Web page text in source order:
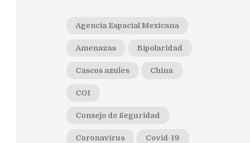
Agencia Espacial Mexicana
Amenazas Bipolaridad
Cascos azules China
COI
Consejo de Seguridad
Coronavirus Covid-19